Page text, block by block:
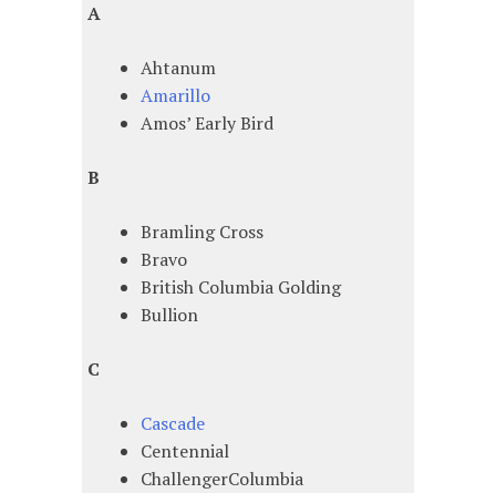
A
Ahtanum
Amarillo
Amos’ Early Bird
B
Bramling Cross
Bravo
British Columbia Golding
Bullion
C
Cascade
Centennial
ChallengerColumbia